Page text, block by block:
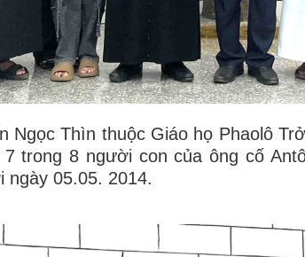
Ngọc Thìn thuộc Giáo họ Phaolô
trong 8 người con của ông cố
ngày 05.05. 2014.